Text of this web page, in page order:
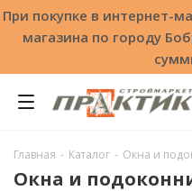
При покупке в интернет-
магазина по городу
Главная - Каталог - Окна и
Окна и